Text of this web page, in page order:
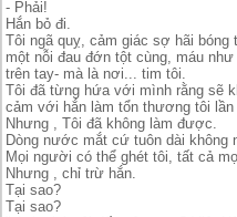
- Phải!
Hắn bỏ đi.
Tôi ngã quỵ, cảm giác sợ hãi bóng
một nỗi đau đớn tột cùng, máu
trên tay- mà là nơi... tim tôi.
Tôi đã từng hứa với mình rằng sẽ
cảm với hắn làm tổn thương tôi lần
Nhưng , Tôi đã không làm được.
Dòng nước mắt cứ tuôn dài không
Mọi người có thể ghét tôi, tất cả
Nhưng , chỉ trừ hắn.
Tại sao?
Tại sao?